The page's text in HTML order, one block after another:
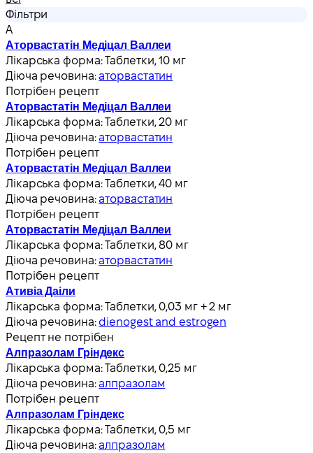
Фільтри
А
Аторвастатін Медіцал Валлеи
Лікарська форма:Таблетки, 10 мг
Діюча речовина:аторвастатин
Потрібен рецепт
Аторвастатін Медіцал Валлеи
Лікарська форма:Таблетки, 20 мг
Діюча речовина:аторвастатин
Потрібен рецепт
Аторвастатін Медіцал Валлеи
Лікарська форма:Таблетки, 40 мг
Діюча речовина:аторвастатин
Потрібен рецепт
Аторвастатін Медіцал Валлеи
Лікарська форма:Таблетки, 80 мг
Діюча речовина:аторвастатин
Потрібен рецепт
Ативіа Даіли
Лікарська форма:Таблетки, 0,03 мг + 2 мг
Діюча речовина: dienogest and estrogen
Рецепт не потрібен
Алпразолам Гріндекс
Лікарська форма:Таблетки, 0,25 мг
Діюча речовина:алпразолам
Потрібен рецепт
Алпразолам Гріндекс
Лікарська форма:Таблетки, 0,5 мг
Діюча речовина:алпразолам